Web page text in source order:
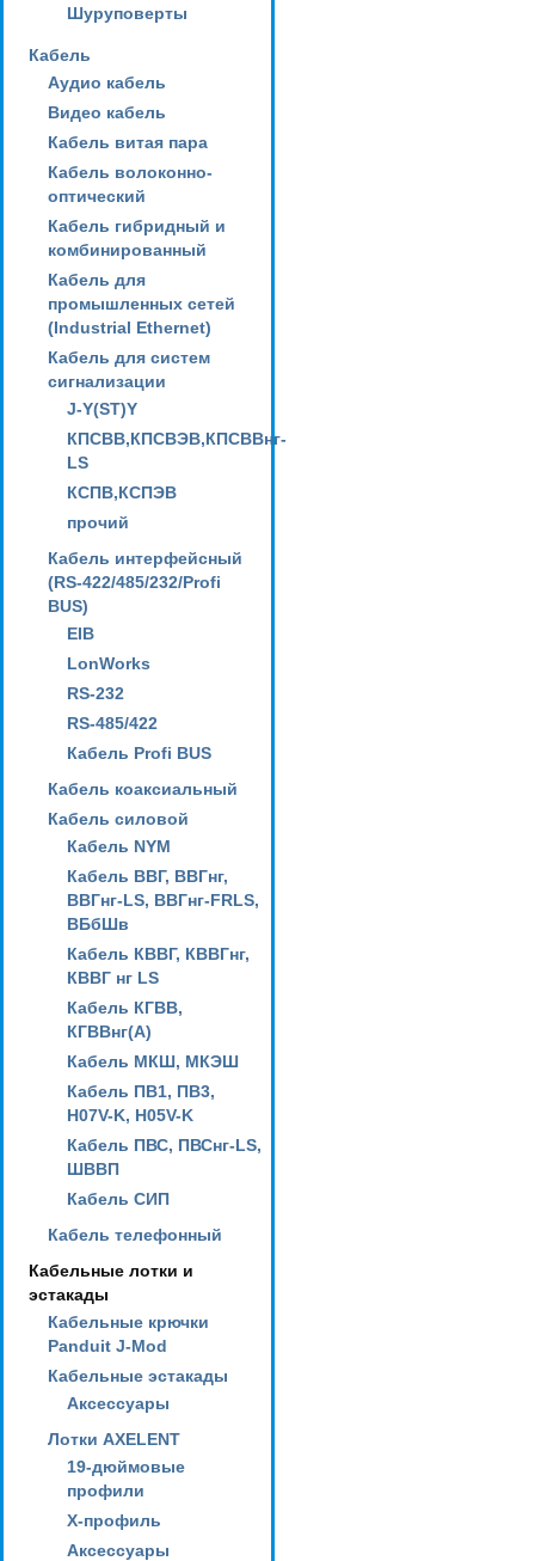
Шуруповерты
Кабель
Аудио кабель
Видео кабель
Кабель витая пара
Кабель волоконно-
оптический
Кабель гибридный и
комбинированный
Кабель для
промышленных сетей
(Industrial Ethernet)
Кабель для систем
сигнализации
J-Y(ST)Y
КПСВВ,КПСВЭВ,КПСВВнг-
LS
КСПВ,КСПЭВ
прочий
Кабель интерфейсный
(RS-422/485/232/Profi
BUS)
EIB
LonWorks
RS-232
RS-485/422
Кабель Profi BUS
Кабель коаксиальный
Кабель силовой
Кабель NYM
Кабель ВВГ, ВВГнг,
ВВГнг-LS, ВВГнг-FRLS,
ВБбШв
Кабель КВВГ, КВВГнг,
КВВГ нг LS
Кабель КГВВ,
КГВВнг(А)
Кабель МКШ, МКЭШ
Кабель ПВ1, ПВ3,
H07V-K, H05V-K
Кабель ПВС, ПВСнг-LS,
ШВВП
Кабель СИП
Кабель телефонный
Кабельные лотки и
эстакады
Кабельные крючки
Panduit J-Mod
Кабельные эстакады
Аксессуары
Лотки AXELENT
19-дюймовые
профили
X-профиль
Аксессуары